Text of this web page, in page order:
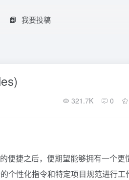
我要投稿
321.7K 0
便捷之后，便期望能够拥有一个更
个性化指令和特定项目规范进行工